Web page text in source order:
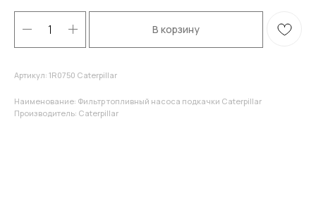
В корзину
Артикул: 1R0750 Caterpillar
Наименование: Фильтр топливный насоса подкачки Caterpillar
Производитель: Caterpillar